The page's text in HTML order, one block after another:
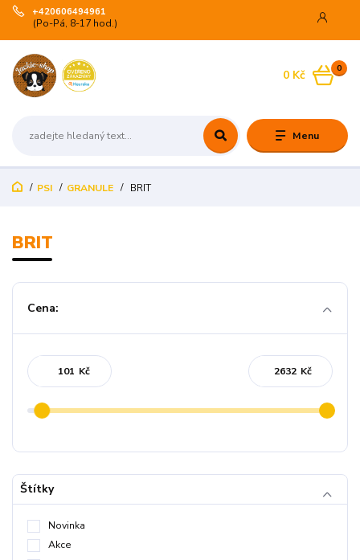
Menu
+420606494961
(Po-Pá, 8-17 hod.)
0
0 Kč
PSI GRANULE BRIT
BRIT
Cena:
Kč Kč
Štítky
Novinka
Akce